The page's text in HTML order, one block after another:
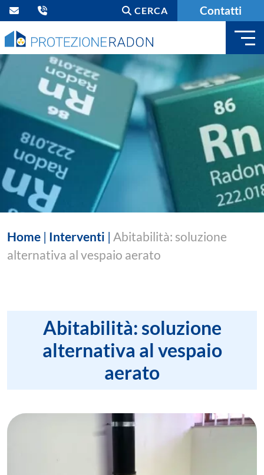
CERCA Contatti
Home | Interventi | Abitabilità: soluzione
alternativa al vespaio aerato
Abitabilità: soluzione
alternativa al vespaio
aerato